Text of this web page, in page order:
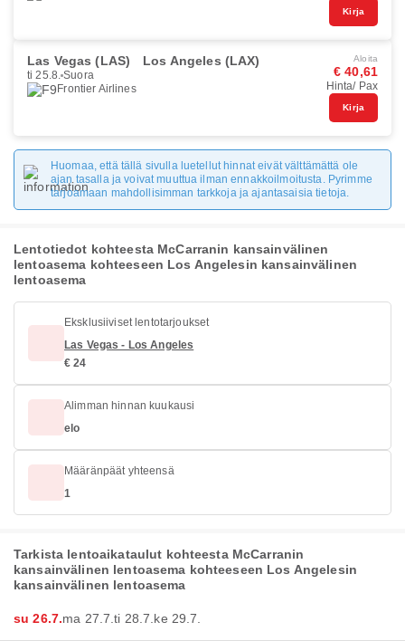
Kirja
Las Vegas (LAS) Los Angeles (LAX)
ti 25.8. Suora
Frontier Airlines
Aloita
€ 40,61
Hinta/ Pax
Kirja
Huomaa, että tällä sivulla luetellut hinnat eivät välttämättä ole
ajan tasalla ja voivat muuttua ilman ennakkoilmoitusta. Pyrimme
tarjoamaan mahdollisimman tarkkoja ja ajantasaisia tietoja.
Lentotiedot kohteesta McCarranin kansainvälinen
lentoasema kohteeseen Los Angelesin kansainvälinen
lentoasema
Eksklusiiviset lentotarjoukset
Las Vegas - Los Angeles
€ 24
Alimman hinnan kuukausi
elo
Määränpäät yhteensä
1
Tarkista lentoaikataulut kohteesta McCarranin
kansainvälinen lentoasema kohteeseen Los Angelesin
kansainvälinen lentoasema
su 26.7.ma 27.7.ti 28.7. ke 29.7.